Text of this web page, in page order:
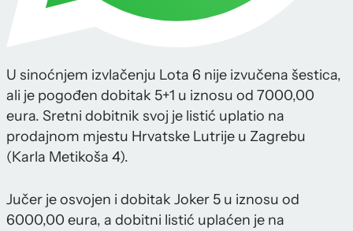
U sinoćnjem izvlačenju Lota 6 nije izvučena šestica,
ali je pogođen dobitak 5+1 u iznosu od 7000,00
eura. Sretni dobitnik svoj je listić uplatio na
prodajnom mjestu Hrvatske Lutrije u Zagrebu
(Karla Metikoša 4).
Jučer je osvojen i dobitak Joker 5 u iznosu od
6000,00 eura, a dobitni listić uplaćen je na